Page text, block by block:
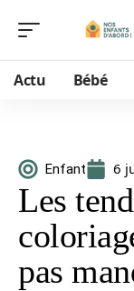
Actu Bébé
Enfant 6
Les
pas